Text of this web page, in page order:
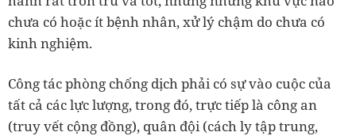
chưa có hoặc ít bệnh nhân, xử lý chậm do chưa có
kinh nghiệm.
Công tác phòng chống dịch phải có sự vào cuộc của
tất cả các lực lượng, trong đó, trực tiếp là công an
(truy vết cộng đồng), quân đội (cách ly tập trung,